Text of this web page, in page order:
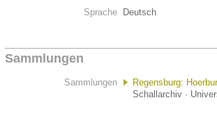
Sprache
Deutsch
Sammlungen
Sammlungen
Regensburg:
Schallarchiv ·